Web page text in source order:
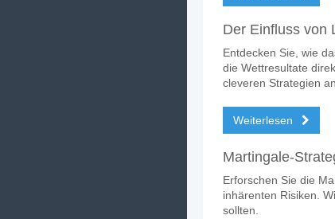
Der Einfluss von
Entdecken Sie, wie
die Wettresultate
cleveren Strategien
Weiterlesen
Martingale-
Erforschen Sie die
inhärenten Risiken.
sollten.